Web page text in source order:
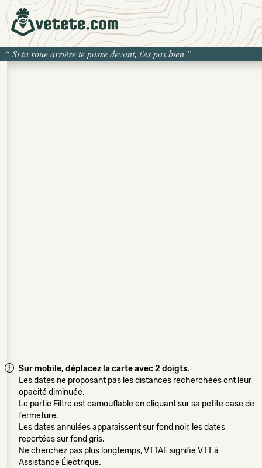
“ Si ta roue arrière te passe devant, t'es pas bien ”
Sur mobile, déplacez la carte avec 2 doigts.
Les dates ne proposant pas les distances recherchées ont leur
opacité diminuée.
Le partie Filtre est camouflable en cliquant sur sa petite case de
fermeture.
Les dates annulées apparaissent sur fond noir, les dates
reportées sur fond gris.
Ne cherchez pas plus longtemps, VTTAE signifie VTT à
Assistance Électrique.